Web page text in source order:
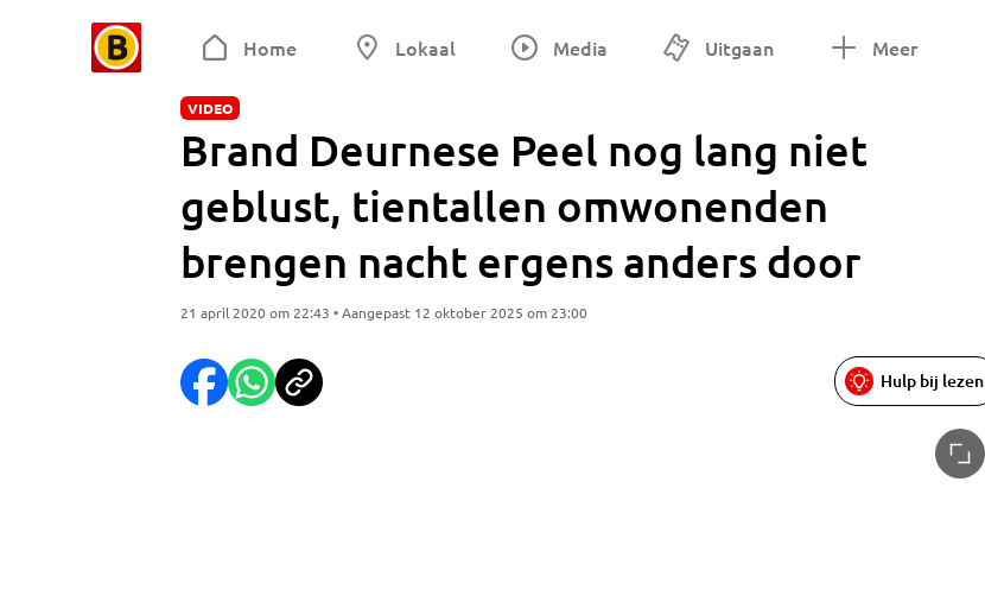
Home Lokaal Media Uitgaan Meer
VIDEO
Brand Deurnese Peel nog lang niet
geblust, tientallen omwonenden
brengen nacht ergens anders door
21 april 2020 om 22:43 • Aangepast 12 oktober 2025 om 23:00
Hulp bij lezen